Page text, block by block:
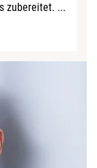
zubereitet. ...